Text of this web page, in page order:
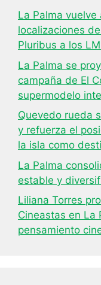
La Palma
localizaciones
Pluribus a los
La Palma se
campaña de El
supermodelo
Quevedo rueda
y refuerza el
la isla como
La Palma
estable y
Liliana Torres
Cineastas en La
pensamiento